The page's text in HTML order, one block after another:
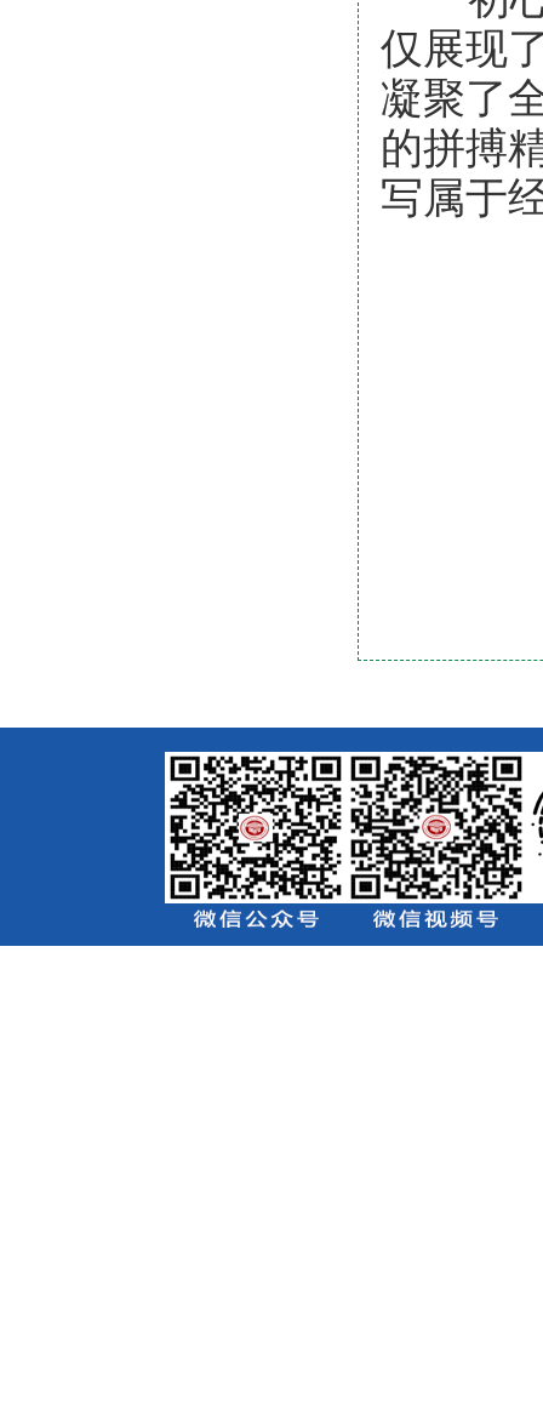
仅展现
凝聚了
的拼搏
写属于